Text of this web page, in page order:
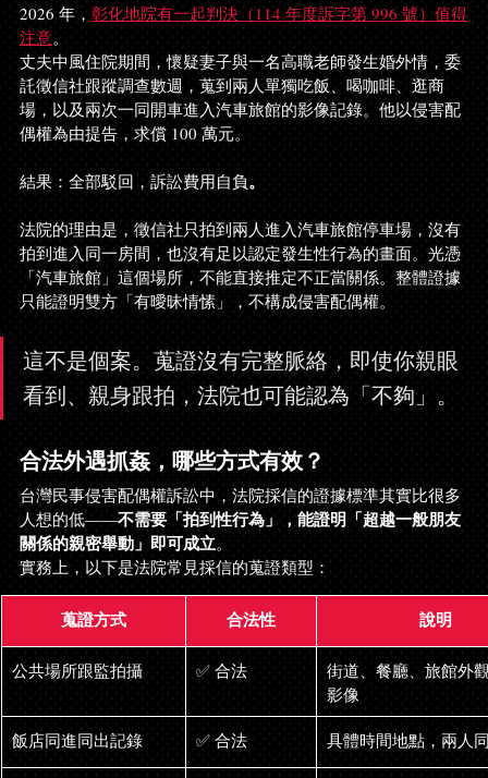
2026 年， 彰化地院有一起判決（114 年度訴字第 996 號）值得
注意。
丈夫中風住院期間，懷疑妻子與一名高職老師發生婚外情，委
託徵信社跟蹤調查數週，蒐到兩人單獨吃飯、喝咖啡、逛商
場，以及兩次一同開車進入汽車旅館的影像記錄。他以侵害配
偶權為由提告，求償 100 萬元。
結果：全部駁回，訴訟費用自負。
法院的理由是，徵信社只拍到兩人進入汽車旅館停車場，沒有
拍到進入同一房間，也沒有足以認定發生性行為的畫面。光憑
「汽車旅館」這個場所，不能直接推定不正當關係。整體證據
只能證明雙方「有曖昧情愫」，不構成侵害配偶權。
這不是個案。蒐證沒有完整脈絡，即使你親眼
看到、親身跟拍，法院也可能認為「不夠」。
合法外遇抓姦，哪些方式有效？
台灣民事侵害配偶權訴訟中，法院採信的證據標準其實比很多
人想的低——不需要「拍到性行為」，能證明「超越一般朋友
關係的親密舉動」即可成立。
實務上，以下是法院常見採信的蒐證類型：
蒐證方式 合法性 說明
公共場所跟監拍攝 ✅ 合法
街道、餐廳、旅館外
影像
飯店同進同出記錄 ✅ 合法 具體時間地點，兩人